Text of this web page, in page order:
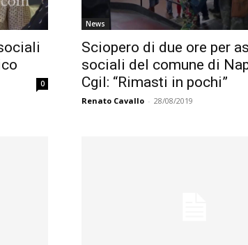
0
News
Sciopero di due ore per
sociali del comune di
Cgil: “Rimasti in pochi”
Renato Cavallo - 28/08/2019